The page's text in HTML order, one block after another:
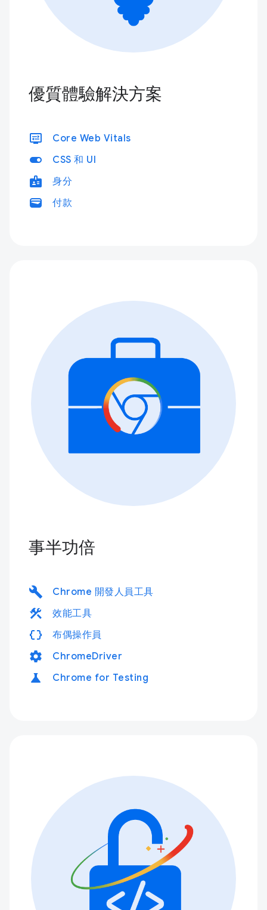
優質體驗解決方案
display_settings Core Web Vitals
toggle_on CSS 和 UI
badge 身分
wallet 付款
事半功倍
build Chrome 開發人員工具
construction 效能工具
data_object 布偶操作員
settings ChromeDriver
science Chrome for Testing